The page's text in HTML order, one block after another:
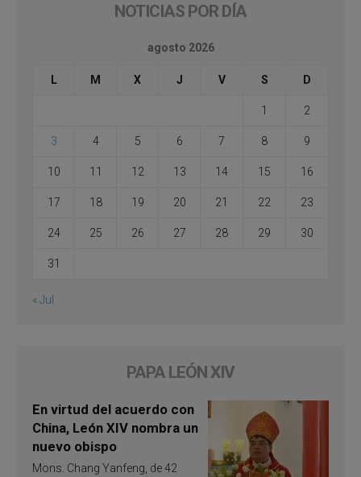
NOTICIAS POR DÍA
agosto 2026
L M X J V S D
1 2
3 4 5 6 7 8 9
10 11 12 13 14 15 16
17 18 19 20 21 22 23
24 25 26 27 28 29 30
31
« Jul
PAPA LEÓN XIV
En virtud del acuerdo con
China, León XIV nombra un
nuevo obispo
Mons. Chang Yanfeng, de 42